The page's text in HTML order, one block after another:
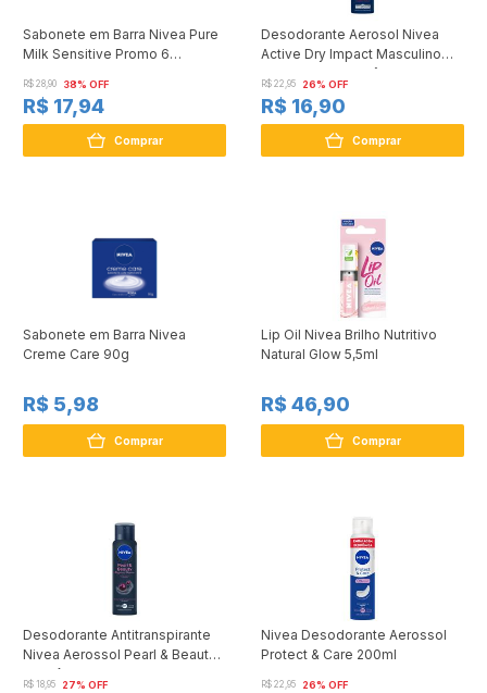
Sabonete em Barra Nivea Pure
Milk Sensitive Promo 6
R$ 28,90 38% OFF
R$ 17,94
Comprar
Desodorante Aerosol Nivea
Active Dry Impact Masculino
Embalagem Econômica 200ml
R$ 22,95 26% OFF
R$ 16,90
Comprar
Sabonete em Barra Nivea
Creme Care 90g
R$ 5,98
Comprar
Lip Oil Nivea Brilho Nutritivo
Natural Glow 5,5ml
R$ 46,90
Comprar
Desodorante Antitranspirante
Nivea Aerossol Pearl & Beauty
Fragrância Premium 150ml
R$ 18,95 27% OFF
Nivea Desodorante Aerossol
Protect & Care 200ml
R$ 22,95 26% OFF